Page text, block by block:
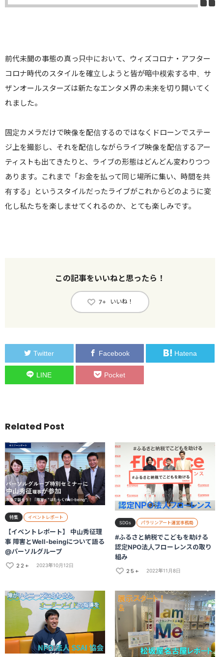
前代未聞の事態の真っ只中において、ウィズコロナ・アフター
コロナ時代のスタイルを確立しようと皆が暗中模索する中、サ
ザンオールスターズは新たなエンタメ界の未来を切り開いてく
れました。
固定カメラだけで映像を配信するのではなくドローンでステー
ジ上を撮影し、それを配信しながらライブ映像を配信するアー
ティストも出てきたりと、ライブの形態はどんどん変わりつつ
あります。これまで「お金を払って同じ場所に集い、時間を共
有する」というスタイルだったライブがこれからどのように変
化し私たちを楽しませてくれるのか、とても楽しみです。
この記事をいいねと思ったら！
7+ いいね！
Twitter Facebook Hatena
LINE Pocket
Related Post
特集 イベントレポート
【イベントレポート】 中山秀征理
事 障害とWell-beingについて語る
@パーソルグループ
22+
2023年10月12日
SDGs パラリンアート運営事務局
#ふるさと納税でこどもを助ける
認定NPO法人フローレンスの取り
組み
25+
2022年11月8日